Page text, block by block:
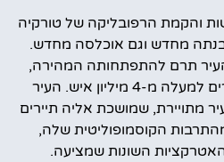
והקמת הרפובליקה של טורקיה
מחדש וגם אוכלסה מחדש.
תרם להתפתחותה המהירה,
וכיום בעיר הנמל מתגוררים למעלה מ-4 מיליון איש. העיר
מתויירת, שמושכת אליה תיירים
הקוסמופוליטית שלה,
השונות שמציעה.